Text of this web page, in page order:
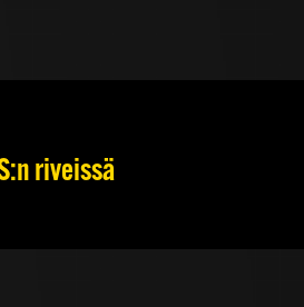
riveissä